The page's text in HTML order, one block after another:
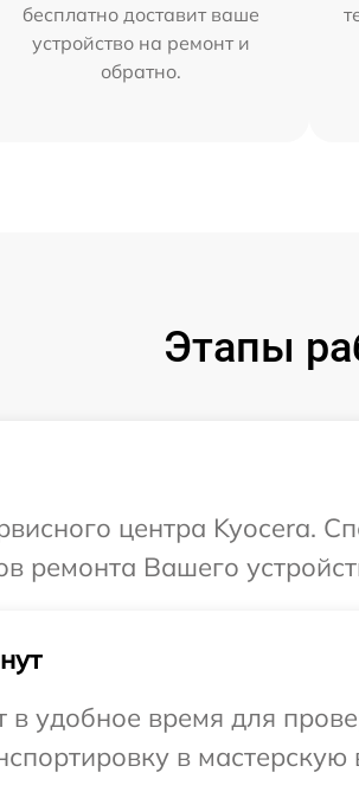
бесплатно доставит ваше
устройство на ремонт и
обратно.
Этапы
центра Kyocera.
ремонта Вашего
удобное время для
в мастерскую